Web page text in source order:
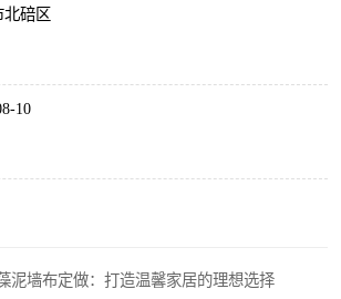
北碚区
10
泥墙布定做：打造温馨家居的理想选择